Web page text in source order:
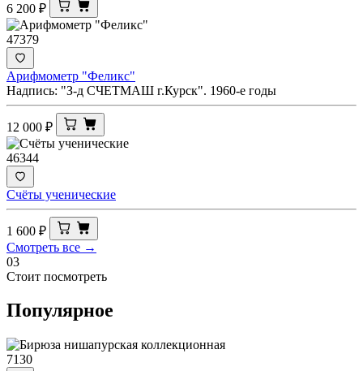
6 200 ₽
47379
Арифмометр "Феликс"
Надпись: "З-д СЧЕТМАШ г.Курск". 1960-е годы
12 000 ₽
46344
Счёты ученические
1 600 ₽
Смотреть все →
03
Стоит посмотреть
Популярное
7130